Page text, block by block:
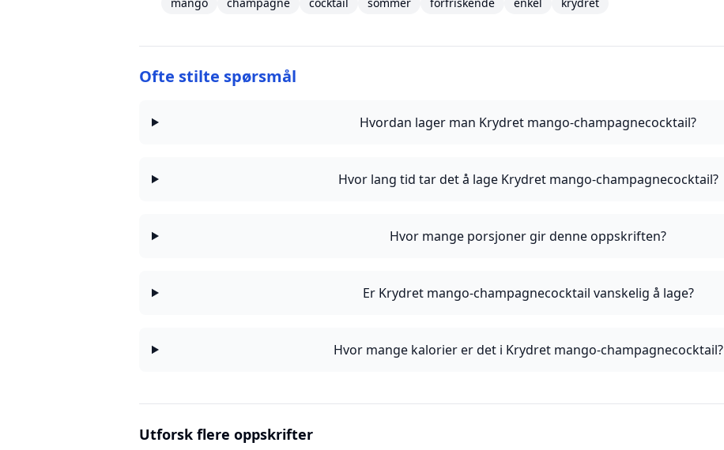
Ofte stilte spørsmål
Hvordan lager man Krydret mango-champagnecocktail?
Hvor lang tid tar det å lage Krydret mango-champagnecocktail?
Hvor mange porsjoner gir denne oppskriften?
Er Krydret mango-champagnecocktail vanskelig å lage?
Hvor mange kalorier er det i Krydret mango-champagnecocktail?
Utforsk flere oppskrifter